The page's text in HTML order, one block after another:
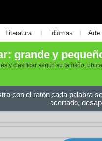
Literatura | Idiomas | Arte
grande y
y clasificar según su tamaño,
con el ratón cada palabra
acertado,